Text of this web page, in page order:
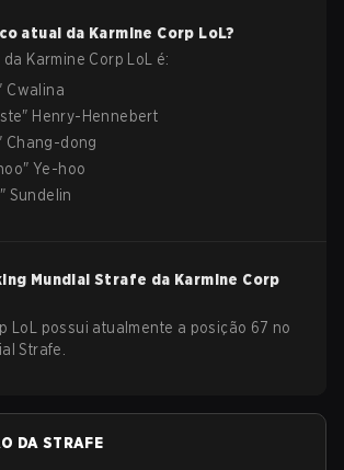
atual da Karmine Corp LoL?
da Karmine Corp LoL
é:
Cwalina
" Henry-Hennebert
Chang-dong
"Ye-hoo
" Sundelin
Mundial Strafe da Karmine Corp
LoL possui atualmente a posição 67 no
Strafe.
DA STRAFE